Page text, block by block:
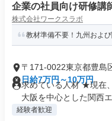
企業の社員向け研修講
株式会社ワークスラボ
教材準備不要！九州およ
〒171-0022東京都豊島
日給7万円～10万円
求めている人材 ★現在
大阪を中心とした関西エ
経験者歓迎